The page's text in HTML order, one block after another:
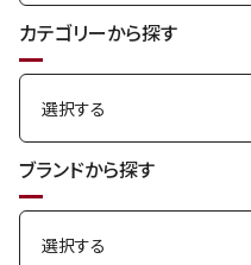
カテゴリーから探す
ブランドから探す